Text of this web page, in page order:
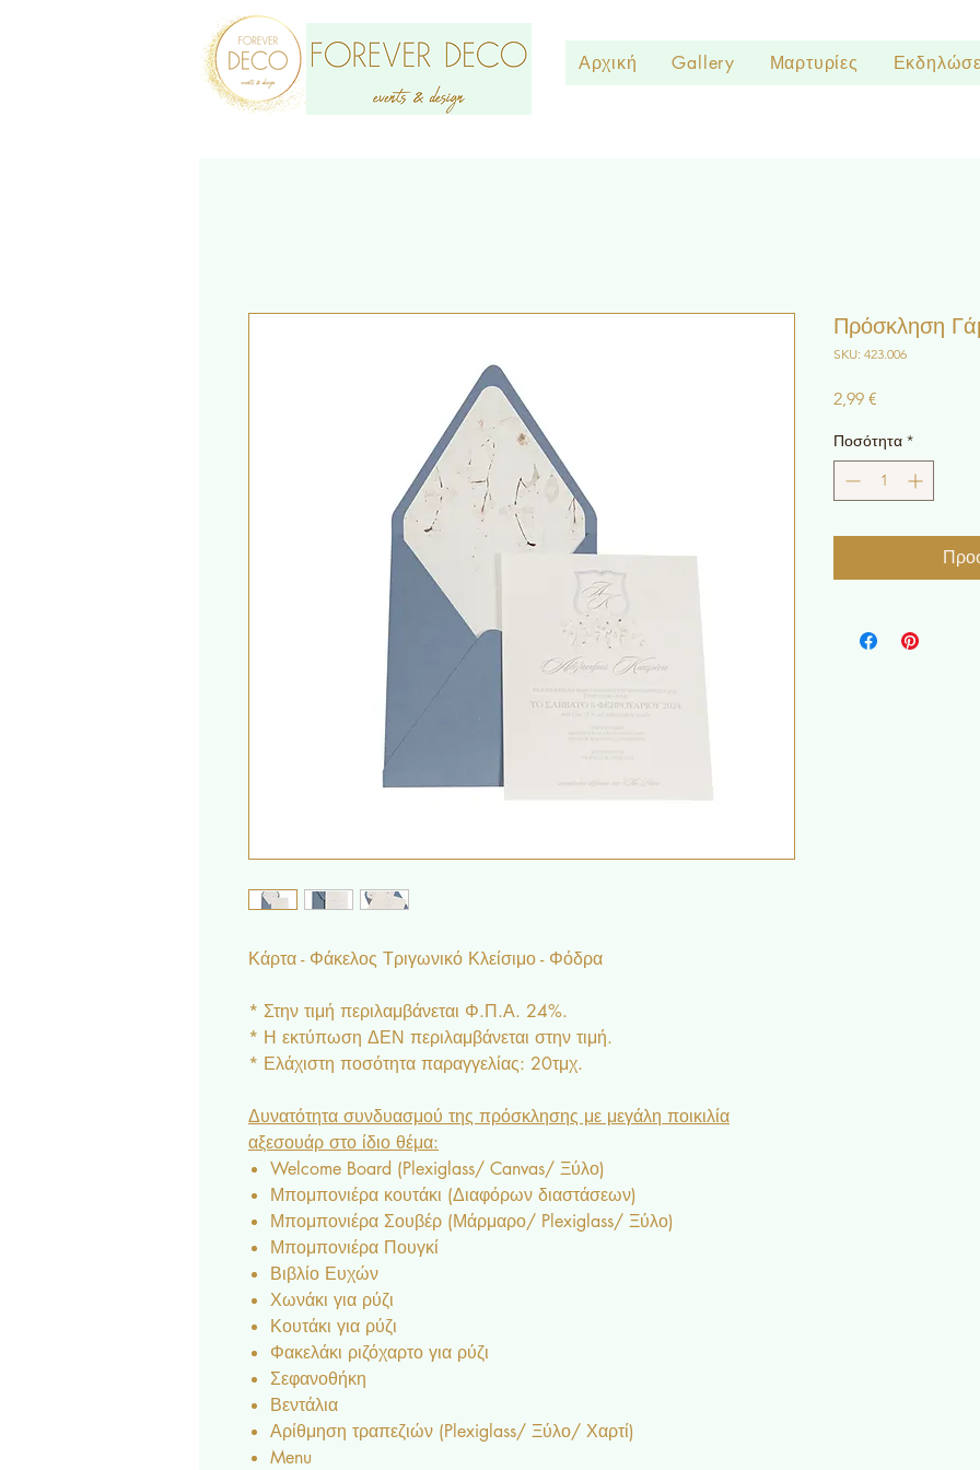
Αρχική Gallery Μαρτυρίες
Κάρτα - Φάκελος Τριγωνικό Κλείσιμο - Φόδρα
* Στην τιμή περιλαμβάνεται Φ.Π.Α. 24%.
* Η εκτύπωση ΔΕΝ περιλαμβάνεται στην τιμή.
* Ελάχιστη ποσότητα παραγγελίας: 20τμχ.
Δυνατότητα συνδυασμού της πρόσκλησης με μεγάλη ποικιλία
αξεσουάρ στο ίδιο θέμα:
Welcome Board (Plexiglass/ Canvas/ Ξύλο)
Μπομπονιέρα κουτάκι (Διαφόρων διαστάσεων)
Μπομπονιέρα Σουβέρ (Μάρμαρο/ Plexiglass/ Ξύλο)
Μπομπονιέρα Πουγκί
Βιβλίο Ευχών
Χωνάκι για ρύζι
Κουτάκι για ρύζι
Φακελάκι ριζόχαρτο για ρύζι
Σεφανοθήκη
Βεντάλια
Αρίθμηση τραπεζιών (Plexiglass/ Ξύλο/ Χαρτί)
Menu
Πρόσκληση
SKU: 423.006
2,99 €
Ποσότητα *